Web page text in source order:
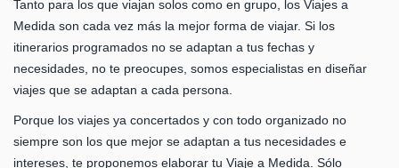
Tanto para los que viajan solos como en grupo, los Viajes a
Medida son cada vez más la mejor forma de viajar. Si los
itinerarios programados no se adaptan a tus fechas y
necesidades, no te preocupes, somos especialistas en diseñar
viajes que se adaptan a cada persona.
Porque los viajes ya concertados y con todo organizado no
siempre son los que mejor se adaptan a tus necesidades e
intereses, te proponemos elaborar tu Viaje a Medida. Sólo